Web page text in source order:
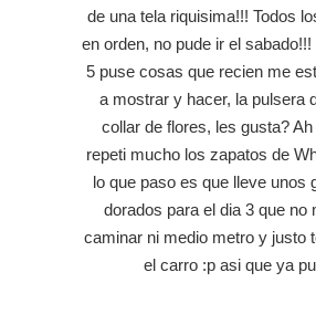
de una tela riquisima!!! Todos
en orden, no pude ir el
5 puse cosas que recien me
a mostrar y hacer, la pulsera
collar de flores, les gusta?
repeti mucho los zapatos de
lo que paso es que lleve unos
dorados para el dia 3 que no
caminar ni medio metro y justo
el carro :p asi que ya